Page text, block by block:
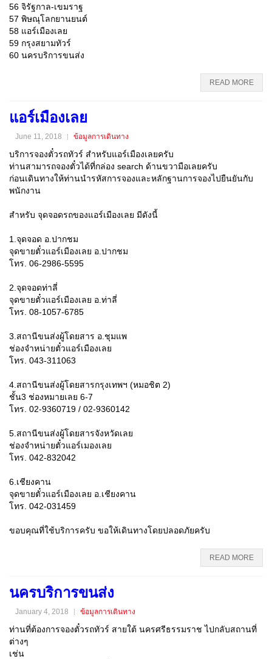
56 จิรัฐกาล-เขมราฐ
57 พิษณุโลกยานยนต์
58 แอร์เมืองเลย
59 กรุงสยามทัวร์
60 นครบริการขนส่ง
READ MORE
แอร์เมืองเลย
June 11, 2018 ข้อมูลการเดินทาง
บริการจองตั๋วรถทัวร์ สำหรับแอร์เมืองเลยครับ
ท่านสามารถจองตั๋วได้ที่กล่อง search ด้านขวามือเลยครับ
ก่อนเดินทางให้ท่านนำรหัสการจองและหลักฐานการจองไปยืนยันกับ
พนักงาน
สำหรับ จุดจอดรถของแอร์เมืองเลย มีดังนี้
1.จุดจอด อ.ปากชม
จุดขายตั๋วแอร์เมืองเลย อ.ปากชม
โทร. 06-2986-5595
2.จุดจอดท่าลี่
จุดขายตั๋วแอร์เมืองเลย อ.ท่าลี่
โทร. 08-1057-6785
3.สถานีขนส่งผู้โดยสาร อ.ชุมแพ
ช่องจำหน่ายตั๋วแอร์เมืองเลย
โทร. 043-311063
4.สถานีขนส่งผู้โดยสารกรุงเทพฯ (หมอชิต 2)
ชั้น3 ช่องหมายเลย 6-7
โทร. 02-9360719 / 02-9360142
5.สถานีขนส่งผู้โดยสารจังหวัดเลย
ช่องจำหน่ายตั๋วแอร์เมองเลย
โทร. 042-832042
6.เชียงคาน
จุดขายตั๋วแอร์เมืองเลย อ.เชียงคาน
โทร. 042-031459
ขอบคุณที่ใช้บริการครับ ขอให้เดินทางโดยปลอดภัยครับ
READ MORE
นครบริการขนส่ง
January 4, 2018 ข้อมูลการเดินทาง
ท่านที่ต้องการจองตั๋วรถทัวร์ สายใต้ นครศรีธรรมราช ไปกลับสถานที่
ต่างๆ
เช่น